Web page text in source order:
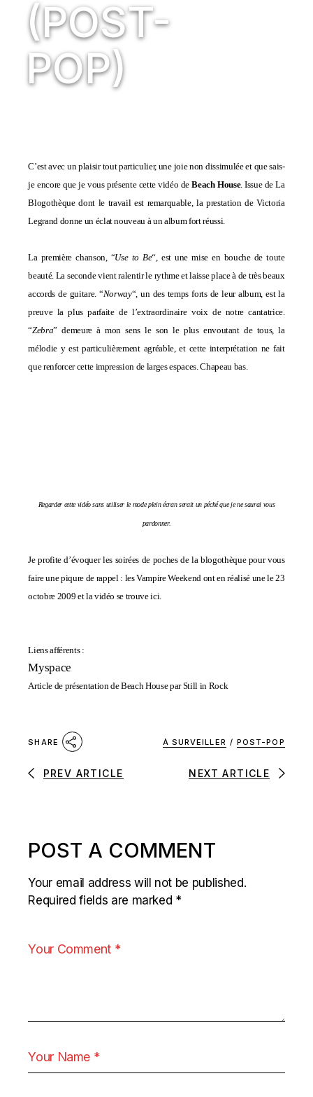
(POST-
POP)
C’est avec un plaisir tout particulier, une joie non dissimulée et que sais-
je encore que je vous présente cette vidéo deBeach House. Issue deLa
Blogothèquedont le travail est remarquable, la prestation de Victoria
Legrand donne un éclat nouveau à un album fort réussi.
La première chanson, “Use to Be“, est une mise en bouche de toute
beauté. La seconde vient ralentir le rythme et laisse place à de très beaux
accords de guitare. “Norway“, un des temps forts de leur album, est la
preuve la plus parfaite de l’extraordinaire voix de notre cantatrice.
“Zebra” demeure à mon sens le son le plus envoutant de tous, la
mélodie y est particulièrement agréable, et cette interprétation ne fait
que renforcer cette impression de larges espaces. Chapeau bas.
Regarder cette vidéo sans utiliser le mode plein écran serait un péché que je ne saurai vous
pardonner.
Je profite d’évoquer les soirées de poches de la blogothèque pour vous
faire une piqure de rappel : les Vampire Weekend ont en réalisé une le 23
octobre 2009 et la vidéo se trouve ici.
Liens afférents :
Myspace
Article de présentation de Beach House par Still in Rock
SHARE À SURVEILLER / POST-POP
PREV ARTICLE NEXT ARTICLE
POST A COMMENT
Your email address will not be published.
Required fields are marked *